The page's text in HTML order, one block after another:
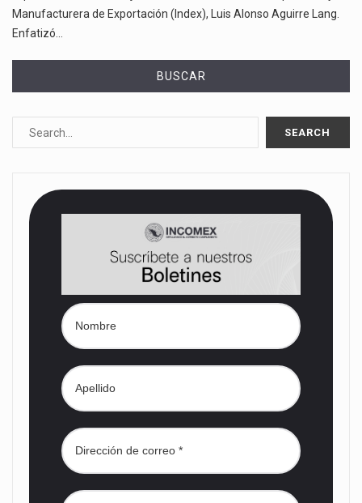
Manufacturera de Exportación (Index), Luis Alonso Aguirre Lang.
Enfatizó…
BUSCAR